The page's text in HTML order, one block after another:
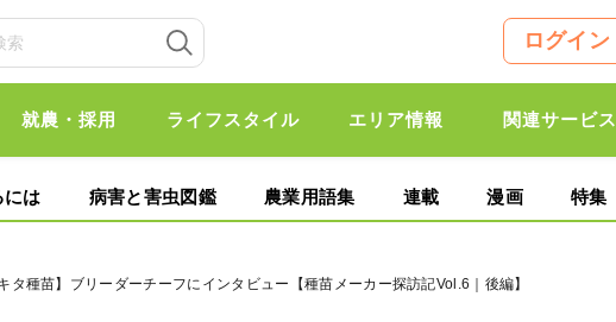
ログイン
就農・採用 ライフスタイル エリア情報 関連サービス
には 病害と害虫図鑑 農業用語集 連載 漫画 特集
種苗】ブリーダーチーフにインタビュー【種苗メーカー探訪記Vol.6｜後編】